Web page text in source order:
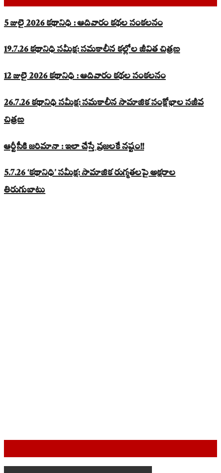
5 జులై 2026 కథానిధి : ఆదివారం కథల సంకలనం
19.7.26 కథానిధి సమీక్ష: సమకాలీన కల్లోల జీవిత చిత్రణ
12 జులై 2026 కథానిధి : ఆదివారం కథల సంకలనం
26.7.26 కథానిధి సమీక్ష: సమకాలీన సామాజిక సంక్షోభాల సజీవ
చిత్రణ
ఆర్టీసీకి జరిమానా : ఇలా చేస్తే ప్రజలకే నష్టం!!
5.7.26 ‘కథానిధి’ సమీక్ష: సామాజిక రుగ్మతలపై అక్షరాల
తిరుగుబాటు